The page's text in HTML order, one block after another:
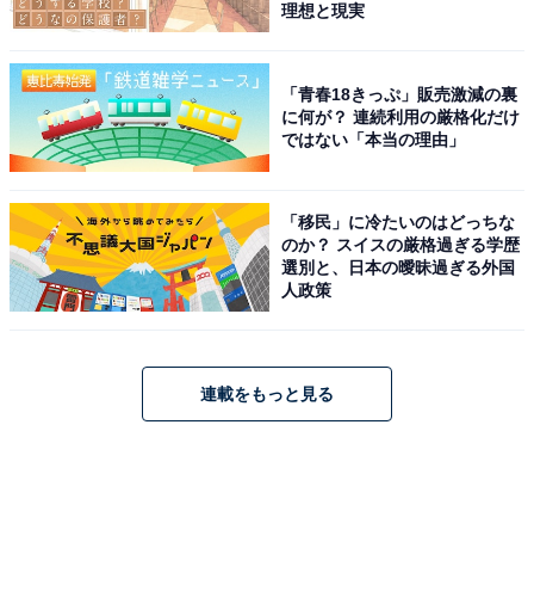
理想と現実
「青春18きっぷ」販売激減の裏
に何が？ 連続利用の厳格化だけ
ではない「本当の理由」
「移民」に冷たいのはどっちな
のか？ スイスの厳格過ぎる学歴
選別と、日本の曖昧過ぎる外国
人政策
連載をもっと見る